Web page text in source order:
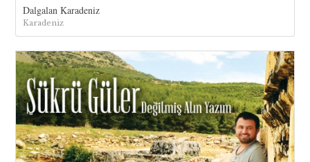
Dalgalan Karadeniz
Karadeniz